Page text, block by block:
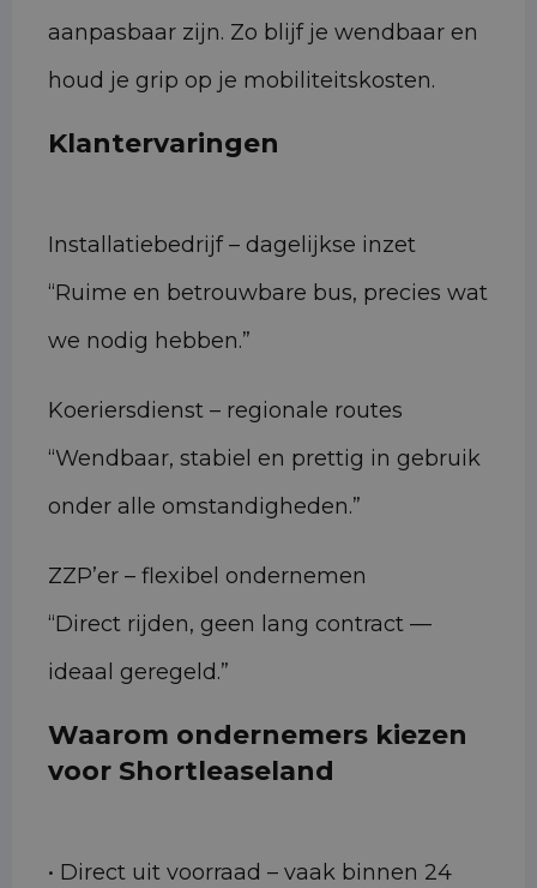
aanpasbaar zijn. Zo blijf je wendbaar en
houd je grip op je mobiliteitskosten.
Klantervaringen
Installatiebedrijf – dagelijkse inzet
“Ruime en betrouwbare bus, precies wat
we nodig hebben.”
Koeriersdienst – regionale routes
“Wendbaar, stabiel en prettig in gebruik
onder alle omstandigheden.”
ZZP’er – flexibel ondernemen
“Direct rijden, geen lang contract —
ideaal geregeld.”
Waarom ondernemers kiezen
voor Shortleaseland
• Direct uit voorraad – vaak binnen 24